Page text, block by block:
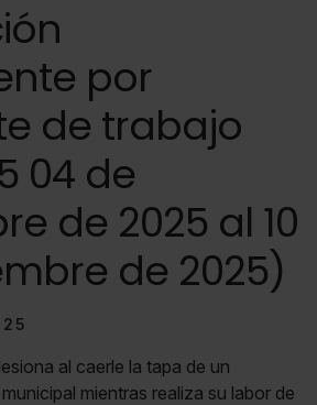
por
de trabajo
04 de
de 2025 al 10
de 2025)
al caerle la tapa de un
mientras realiza su labor de